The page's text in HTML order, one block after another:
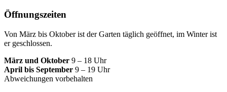
Öffnungszeiten
Von März bis Oktober ist der Garten täglich geöffnet, im Winter ist
er geschlossen.
März und Oktober 9 – 18 Uhr
April bis September 9 – 19 Uhr
Abweichungen vorbehalten